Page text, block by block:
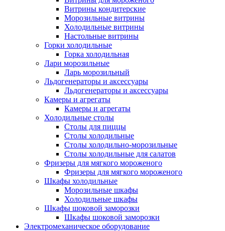
Витрины кондитерские
Морозильные витрины
Холодильные витрины
Настольные витрины
Горки холодильные
Горка холодильная
Лари морозильные
Ларь морозильный
Льдогенераторы и аксессуары
Льдогенераторы и аксессуары
Камеры и агрегаты
Камеры и агрегаты
Холодильные столы
Столы для пиццы
Столы холодильные
Столы холодильно-морозильные
Столы холодильные для салатов
Фризеры для мягкого мороженого
Фризеры для мягкого мороженого
Шкафы холодильные
Mорозильные шкафы
Холодильные шкафы
Шкафы шоковой заморозки
Шкафы шоковой заморозки
Электромеханическое оборудование